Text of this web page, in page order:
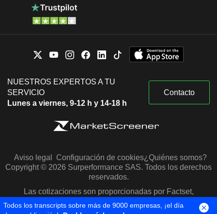
NUESTROS EXPERTOS A TU
SERVICIO
Lunes a viernes, 9-12 h y 14-18 h
Contacto
Aviso legal Configuración de cookies¿Quiénes somos?
Copyright © 2026 Surperformance SAS. Todos los derechos
reservados.
Las cotizaciones son proporcionadas por Factset,
Morningstar y S&P Capital IQ
Todos los transcripts sobre más de 9000 empresas, ¡el día